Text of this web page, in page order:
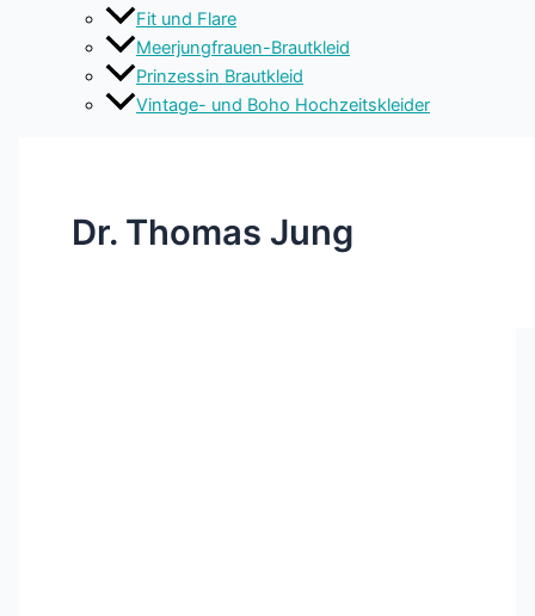
Fit und Flare
Meerjungfrauen-Brautkleid
Prinzessin Brautkleid
Vintage- und Boho Hochzeitskleider
Dr. Thomas Jung